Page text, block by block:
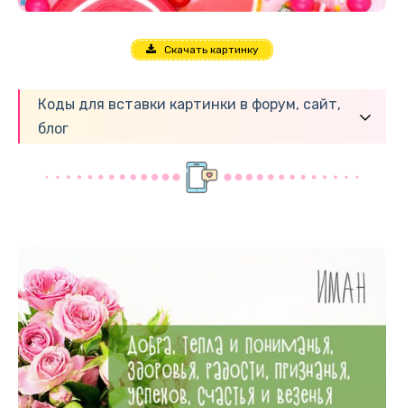
Скачать картинку
Коды для вставки картинки в форум, сайт,
блог